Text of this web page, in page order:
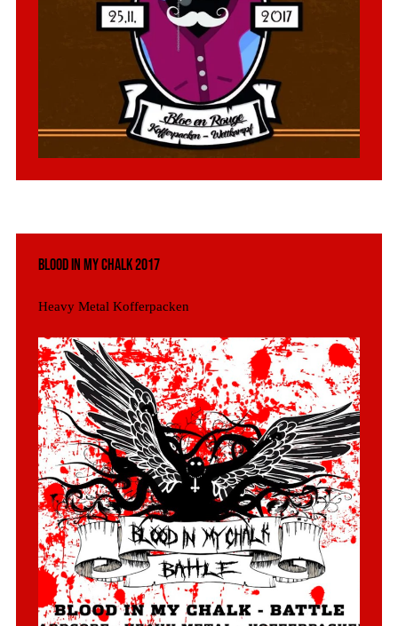
Blood in my Chalk 2017
Heavy Metal Kofferpacken